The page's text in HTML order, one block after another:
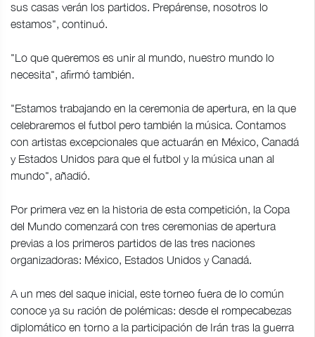
sus casas verán los partidos. Prepárense, nosotros lo
estamos", continuó.
"Lo que queremos es unir al mundo, nuestro mundo lo
necesita", afirmó también.
"Estamos trabajando en la ceremonia de apertura, en la que
celebraremos el futbol pero también la música. Contamos
con artistas excepcionales que actuarán en México, Canadá
y Estados Unidos para que el futbol y la música unan al
mundo", añadió.
Por primera vez en la historia de esta competición, la Copa
del Mundo comenzará con tres ceremonias de apertura
previas a los primeros partidos de las tres naciones
organizadoras: México, Estados Unidos y Canadá.
A un mes del saque inicial, este torneo fuera de lo común
conoce ya su ración de polémicas: desde el rompecabezas
diplomático en torno a la participación de Irán tras la guerra